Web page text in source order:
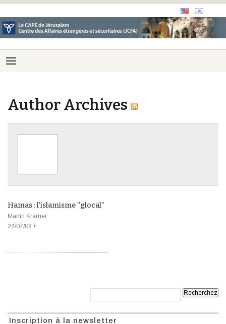
Author Archives
Hamas : l’islamisme “glocal”
Martin Kramer
24/07/08 •
Inscription à la newsletter